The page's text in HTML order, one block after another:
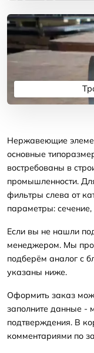
Нержавеющие
основные
востребованы в
промышленности.
фильтры слева от
параметры:
Если вы не нашли
менеджером. Мы
подберём аналог с
указаны ниже.
Оформить заказ
заполните данные -
подтверждения. В
комментариями по